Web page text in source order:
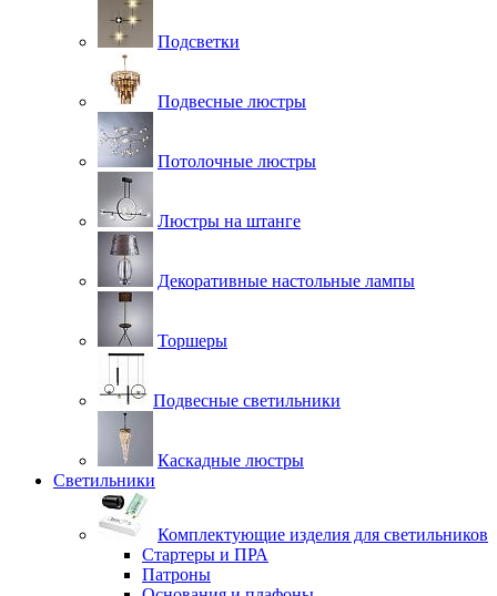
Подсветки
Подвесные люстры
Потолочные люстры
Люстры на штанге
Декоративные настольные лампы
Торшеры
Подвесные светильники
Каскадные люстры
Светильники
Комплектующие изделия для светильников
Стартеры и ПРА
Патроны